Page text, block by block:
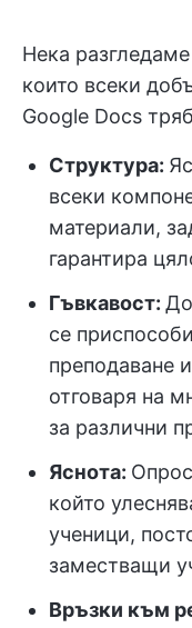
Нека
които всеки
Google Docs
Структура:
всеки
материали,
гарантира
Гъвкавост:
се
преподаване
отговаря на
за различни
Яснота:
който
ученици,
заместващи
Връзки към